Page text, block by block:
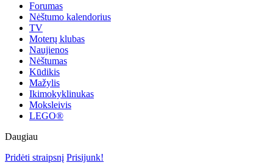
Forumas
Nėštumo kalendorius
TV
Moterų klubas
Naujienos
Nėštumas
Kūdikis
Mažylis
Ikimokyklinukas
Moksleivis
LEGO®
Daugiau
Pridėti straipsnį Prisijunk!